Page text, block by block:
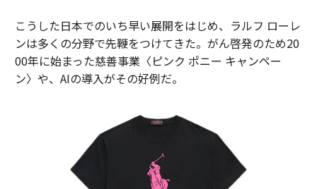
こうした日本でのいち早い展開をはじめ、ラルフ ローレ
ンは多くの分野で先鞭をつけてきた。がん啓発のため20
00年に始まった慈善事業〈ピンク ポニー キャンペー
ン〉や、AIの導入がその好例だ。